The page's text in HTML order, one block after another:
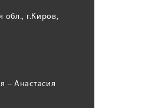
обл., г.Киров,
– Анастасия